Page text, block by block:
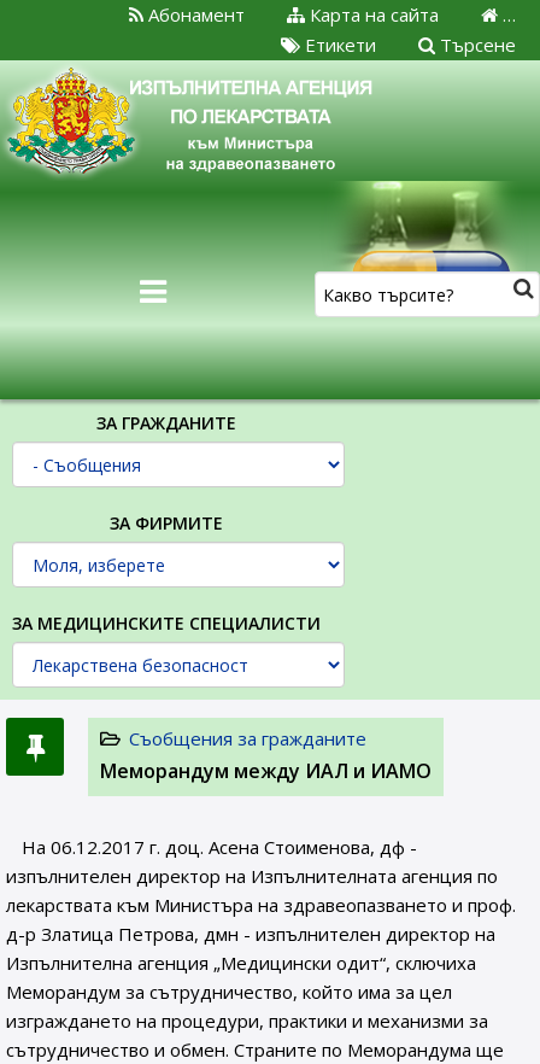
…
Карта на сайта
Абонамент
Търсене
Етикети
ЗА ГРАЖДАНИТЕ
ЗА ФИРМИТЕ
ЗА МЕДИЦИНСКИТЕ СПЕЦИАЛИСТИ
Съобщения за гражданите
Меморандум между ИАЛ и ИАМО
На 06.12.2017 г. доц. Асена Стоименова, дф -
изпълнителен директор на Изпълнителната агенция по
лекарствата към Министъра на здравеопазването и проф.
д-р Златица Петрова, дмн - изпълнителен директор на
Изпълнителна агенция „Медицински одит“, сключиха
Меморандум за сътрудничество, който има за цел
изграждането на процедури, практики и механизми за
сътрудничество и обмен. Страните по Меморандума ще